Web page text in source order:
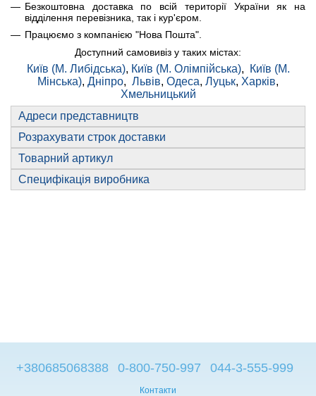
Безкоштовна доставка по всій території України як на
відділення перевізника, так і кур'єром.
Працюємо з компанією "Нова Пошта".
Доступний самовивіз у таких містах:
Київ (М. Либідська), Київ (М. Олімпійська),
Київ (М.
Мінська), Дніпро, Львів, Одеса, Луцьк, Харків,
Хмельницький
Адреси представництв
Розрахувати строк доставки
Товарний артикул
Специфікація виробника
+380685068388 0-800-750-997 044-3-555-999
Контакти